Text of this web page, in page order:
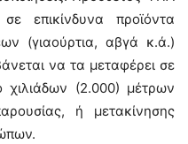
επικίνδυνα προϊόντα
(γιαούρτια, αβγά κ.ά.)
να τα μεταφέρει σε
(2.000) μέτρων
ή μετακίνησης